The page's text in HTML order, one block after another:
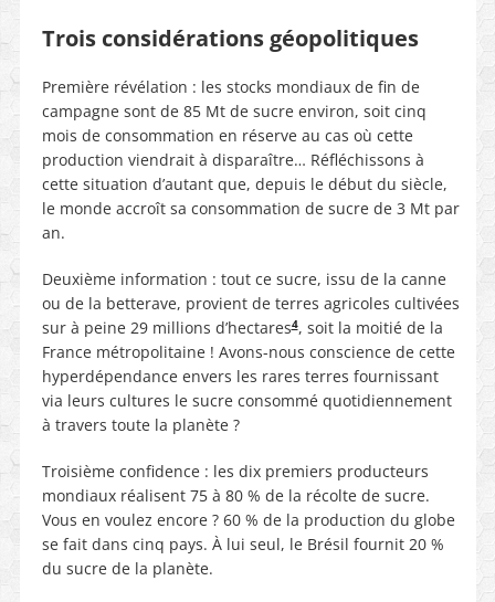
Trois considérations géopolitiques
Première révélation : les stocks mondiaux de fin de
campagne sont de 85 Mt de sucre environ, soit cinq
mois de consommation en réserve au cas où cette
production viendrait à disparaître… Réfléchissons à
cette situation d’autant que, depuis le début du siècle,
le monde accroît sa consommation de sucre de 3 Mt par
an.
Deuxième information : tout ce sucre, issu de la canne
ou de la betterave, provient de terres agricoles cultivées
sur à peine 29 millions d’hectares4, soit la moitié de la
France métropolitaine ! Avons-nous conscience de cette
hyperdépendance envers les rares terres fournissant
via leurs cultures le sucre consommé quotidiennement
à travers toute la planète ?
Troisième confidence : les dix premiers producteurs
mondiaux réalisent 75 à 80 % de la récolte de sucre.
Vous en voulez encore ? 60 % de la production du globe
se fait dans cinq pays. À lui seul, le Brésil fournit 20 %
du sucre de la planète.